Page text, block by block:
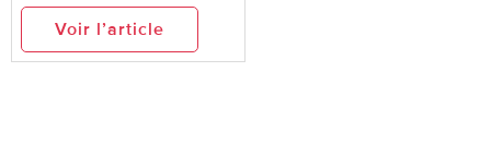
Voir l’article